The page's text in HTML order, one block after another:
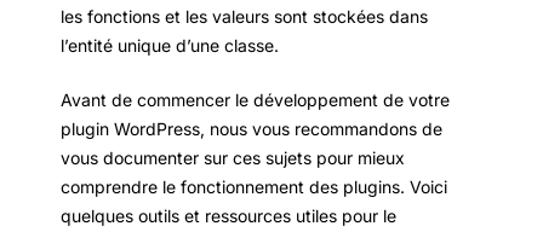
les fonctions et les valeurs sont stockées dans
l’entité unique d’une classe.
Avant de commencer le développement de votre
plugin WordPress, nous vous recommandons de
vous documenter sur ces sujets pour mieux
comprendre le fonctionnement des plugins. Voici
quelques outils et ressources utiles pour le